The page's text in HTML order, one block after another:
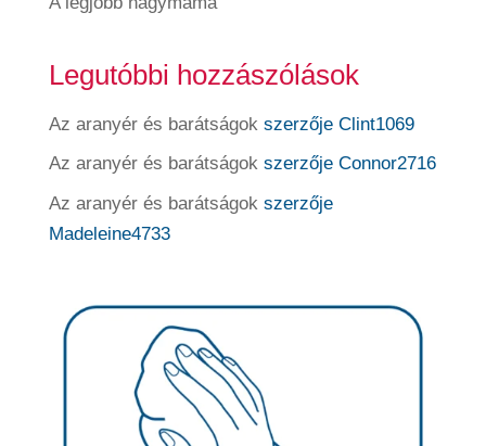
Legutóbbi hozzászólások
Az aranyér és barátságokszerzője Clint1069
Az aranyér és barátságokszerzője Connor2716
Az aranyér és barátságokszerzője
Madeleine4733